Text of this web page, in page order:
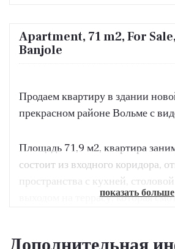
Apartment, 71 m2, For
Banjole
Продаем квартиру в здании
прекрасном районе Вольме с
Площадь 71,9 м2, квартира
состоит из входного коридора,
пространства с кухней,
выходом на террасу, которая
показать больше